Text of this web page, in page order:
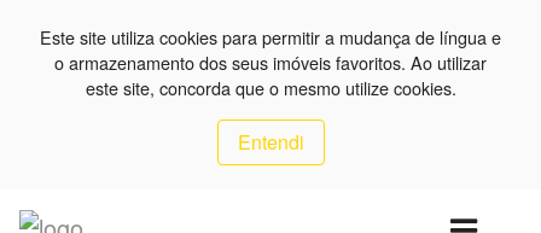
Este site utiliza cookies para permitir a mudança de língua e
o armazenamento dos seus imóveis favoritos. Ao utilizar
este site, concorda que o mesmo utilize cookies.
Entendi